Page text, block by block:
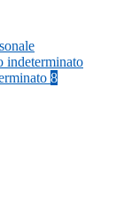
indeterminato
8